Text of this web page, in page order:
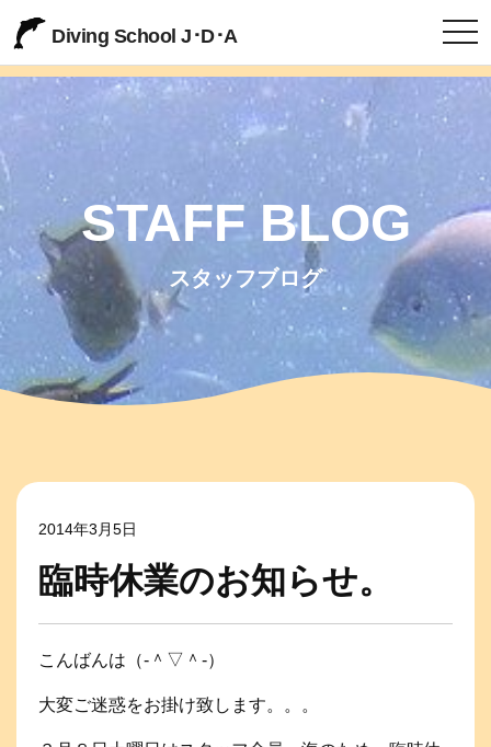
Diving School J･D･A
STAFF BLOG
スタッフブログ
2014年3月5日
臨時休業のお知らせ。
こんばんは（‐＾▽＾‐）
大変ご迷惑をお掛け致します。。。